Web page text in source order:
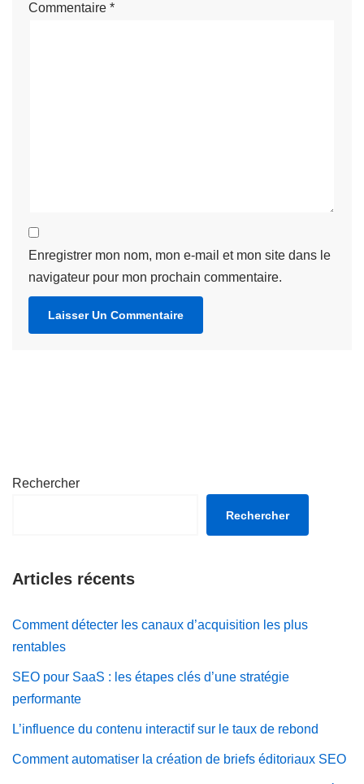
Commentaire *
Enregistrer mon nom, mon e-mail et mon site dans le
navigateur pour mon prochain commentaire.
Rechercher
Rechercher
Articles récents
Comment détecter les canaux d’acquisition les plus
rentables
SEO pour SaaS : les étapes clés d’une stratégie
performante
L’influence du contenu interactif sur le taux de rebond
Comment automatiser la création de briefs éditoriaux SEO